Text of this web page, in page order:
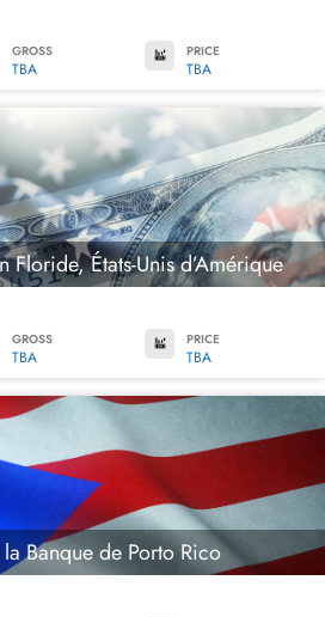
GROSS
TBA
PRICE
TBA
Floride, États-Unis d’Amérique
GROSS
TBA
PRICE
TBA
Banque de Porto Rico